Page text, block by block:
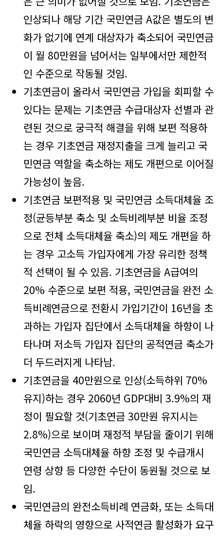
인상되나 해당 기간 국민연금 A값은 별도의 변
화가 없기에 연계 대상자가 축소되어 국민연금
이 월 80만원을 넘어서는 일부에서만 제한적
인 수준으로 작동될 것임.
기초연금이 올라서 국민연금 가입을 회피할 수
있다는 문제는 기초연금 수급대상자 선별과 관
련된 것으로 궁극적 해결을 위해 보편 적용하
는 경우 기초연금 재정지출을 크게 늘리고 국
민연금 역할을 축소하는 제도 개편으로 이어질
가능성이 높음.
기초연금 보편적용 및 국민연금 소득대체율 조
정(균등부분 축소 및 소득비례부분 비율 조정
으로 전체 소득대체율 축소)의 제도 개편을 하
는 경우 고소득 가입자에게 가장 유리한 정책
적 선택이 될 수 있음. 기초연금을 A급여의
20% 수준으로 보편 적용, 국민연금을 완전 소
득비례연금으로 전환시 가입기간이 16년을 초
과하는 가입자 집단에서 소득대체율 하향이 나
타나며 저소득 가입자 집단의 공적연금 축소가
더 두드러지게 나타남.
기초연금을 40만원으로 인상(소득하위 70%
유지)하는 경우 2060년 GDP대비 3.9%의 재
정이 필요할 것(기초연금 30만원 유지시는
2.8%)으로 보이며 재정적 부담을 줄이기 위해
국민연금 소득대체율 하향 조정 및 수급개시
연령 상향 등 다양한 수단이 동원될 것으로 보
임.
국민연금의 완전소득비례 연금화, 또는 소득대
체율 하락의 영향으로 사적연금 활성화가 요구